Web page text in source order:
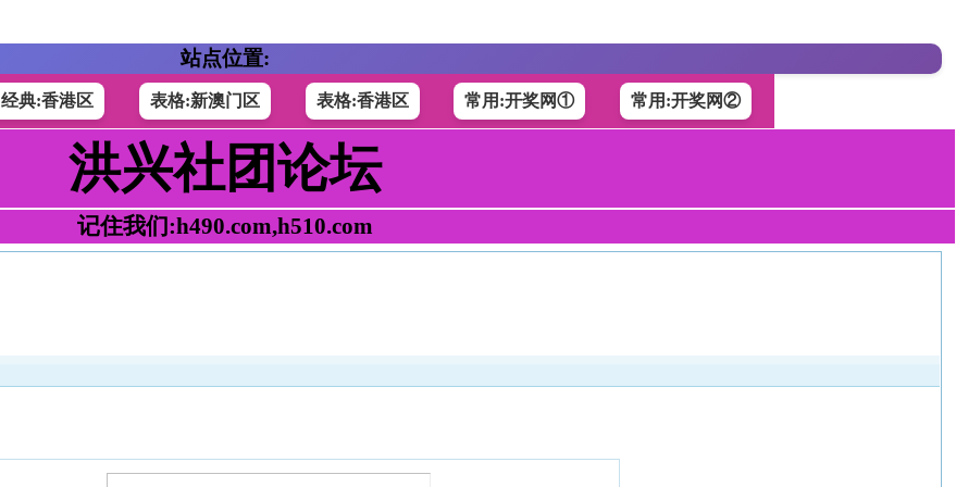
站点位置:
经典:香港区 表格:新澳门区 表格:香港区 常用:开奖网① 常用:开奖网②
洪兴社团论坛
记住我们:h490.com,h510.com